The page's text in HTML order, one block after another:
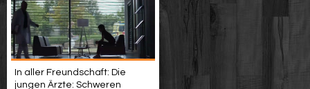
In aller Freundschaft: Die
jungen Ärzte: Schweren